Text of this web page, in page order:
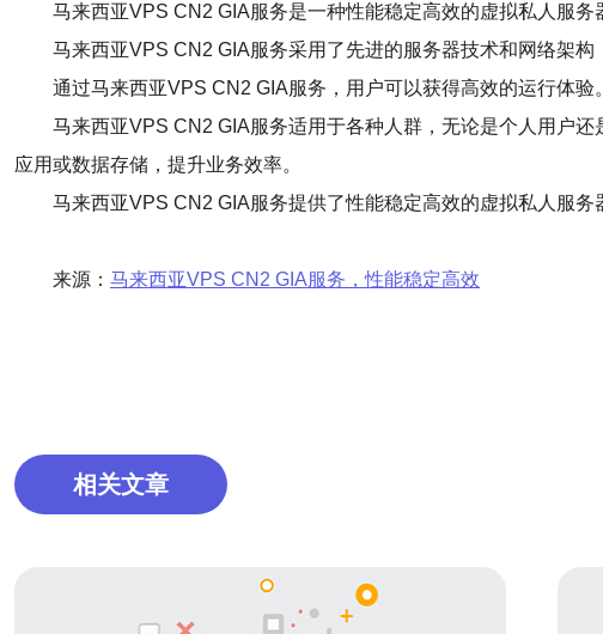
马来西亚VPS CN2 GIA服务是一种性能稳定高效的虚拟私人服
马来西亚VPS CN2 GIA服务采用了先进的服务器技术和网络架
通过马来西亚VPS CN2 GIA服务，用户可以获得高效的运行体
马来西亚VPS CN2 GIA服务适用于各种人群，无论是个人用户
应用或数据存储，提升业务效率。
马来西亚VPS CN2 GIA服务提供了性能稳定高效的虚拟私人服
来源： 马来西亚VPS CN2 GIA服务，性能稳定高效
相关文章